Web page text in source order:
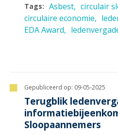
Tags: Asbest
circulair
circulaire economie
EDA Award
Gepubliceerd op: 09-05-2025
Terugblik
Sloopaannemers